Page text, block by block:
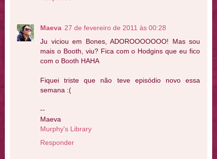
Maeva 27 de fevereiro de 2011 às 00:28
Ju viciou em Bones, ADOROOOOOOO! Mas sou
mais o Booth, viu? Fica com o Hodgins que eu fico
com o Booth HAHA
Fiquei triste que não teve episódio novo essa
semana :(
--
Maeva
Murphy's Library
Responder